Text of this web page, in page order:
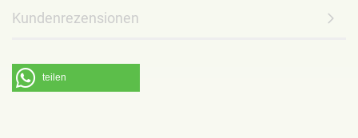
Kundenrezensionen
teilen